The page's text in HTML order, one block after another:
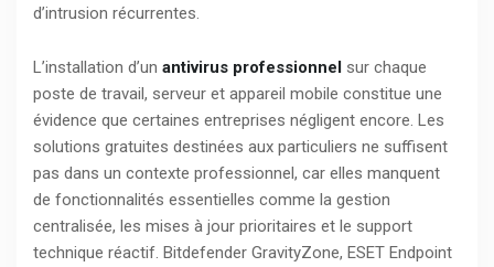
d’intrusion récurrentes.
L’installation d’un antivirus professionnel sur chaque
poste de travail, serveur et appareil mobile constitue une
évidence que certaines entreprises négligent encore. Les
solutions gratuites destinées aux particuliers ne suffisent
pas dans un contexte professionnel, car elles manquent
de fonctionnalités essentielles comme la gestion
centralisée, les mises à jour prioritaires et le support
technique réactif. Bitdefender GravityZone, ESET Endpoint